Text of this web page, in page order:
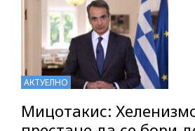
АКТУЕЛНО
Мицотакис: